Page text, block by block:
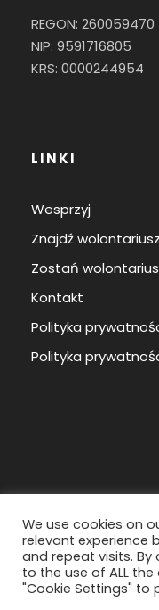
REGON: 260059470
NIP: 9591716805
KRS: 0000244954
LINKI
Wesprzyj
Znajdź
Zostań
Kontakt
Polityka
Polityka
Copyright ©
We use cookies on
relevant experience
and repeat visits. By
to the use of ALL
"Cookie Settings" to